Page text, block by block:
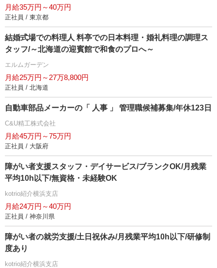
月給35万円～40万円
正社員 / 東京都
結婚式場での料理人 料亭での日本料理・婚礼料理の調理ス
タッフ/～北海道の迎賓館で和食のプロへ～
エルムガーデン
月給25万円～27万8,800円
正社員 / 北海道
自動車部品メーカーの「 人事 」 管理職候補募集/年休123日
C&U精工株式会社
月給45万円～75万円
正社員 / 大阪府
障がい者支援スタッフ・デイサービス/ブランクOK/月残業
平均10h以下/無資格・未経験OK
kotrio紹介横浜支店
月給24万円～40万円
正社員 / 神奈川県
障がい者の就労支援/土日祝休み/月残業平均10h以下/研修制
度あり
kotrio紹介横浜支店